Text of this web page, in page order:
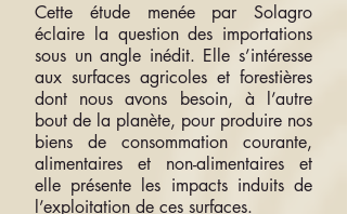
Cette étude menée par Solagro
éclaire la question des importations
sous un angle inédit. Elle s’intéresse
aux surfaces agricoles et forestières
dont nous avons besoin, à l’autre
bout de la planète, pour produire nos
biens de consommation courante,
alimentaires et non-alimentaires et
elle présente les impacts induits de
l’exploitation de ces surfaces.